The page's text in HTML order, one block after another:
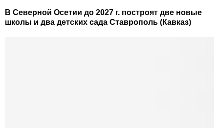
В Северной Осетии до 2027 г. построят две новые
школы и два детских сада Ставрополь (Кавказ)